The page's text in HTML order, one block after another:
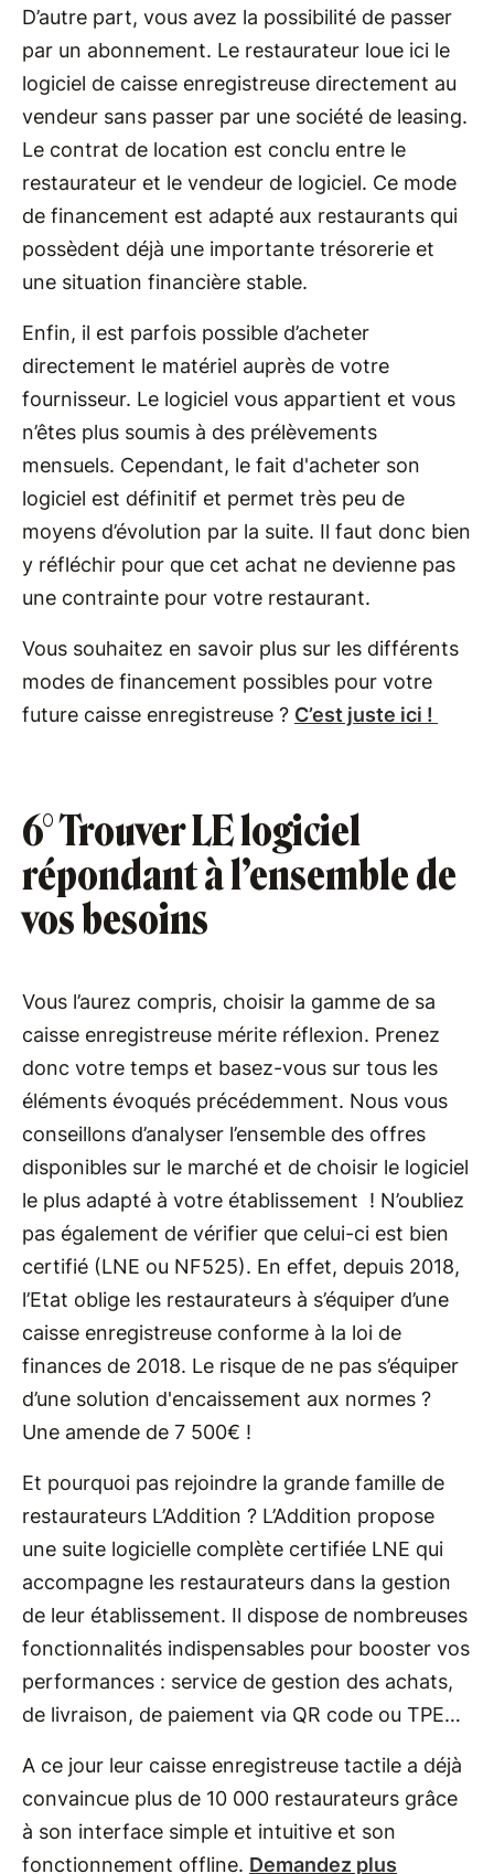
D’autre part, vous avez la possibilité de passer
par un abonnement. Le restaurateur loue ici le
logiciel de caisse enregistreuse directement au
vendeur sans passer par une société de leasing.
Le contrat de location est conclu entre le
restaurateur et le vendeur de logiciel. Ce mode
de financement est adapté aux restaurants qui
possèdent déjà une importante trésorerie et
une situation financière stable.
Enfin, il est parfois possible d’acheter
directement le matériel auprès de votre
fournisseur. Le logiciel vous appartient et vous
n’êtes plus soumis à des prélèvements
mensuels. Cependant, le fait d'acheter son
logiciel est définitif et permet très peu de
moyens d’évolution par la suite. Il faut donc bien
y réfléchir pour que cet achat ne devienne pas
une contrainte pour votre restaurant.
Vous souhaitez en savoir plus sur les différents
modes de financement possibles pour votre
future caisse enregistreuse ? C’est juste ici !
6° Trouver LE logiciel
répondant à l’ensemble de
vos besoins
Vous l’aurez compris, choisir la gamme de sa
caisse enregistreuse mérite réflexion. Prenez
donc votre temps et basez-vous sur tous les
éléments évoqués précédemment. Nous vous
conseillons d’analyser l’ensemble des offres
disponibles sur le marché et de choisir le logiciel
le plus adapté à votre établissement ! N’oubliez
pas également de vérifier que celui-ci est bien
certifié (LNE ou NF525). En effet, depuis 2018,
l’Etat oblige les restaurateurs à s’équiper d’une
caisse enregistreuse conforme à la loi de
finances de 2018. Le risque de ne pas s’équiper
d’une solution d'encaissement aux normes ?
Une amende de 7 500€ !
Et pourquoi pas rejoindre la grande famille de
restaurateurs L’Addition ? L’Addition propose
une suite logicielle complète certifiée LNE qui
accompagne les restaurateurs dans la gestion
de leur établissement. Il dispose de nombreuses
fonctionnalités indispensables pour booster vos
performances : service de gestion des achats,
de livraison, de paiement via QR code ou TPE…
A ce jour leur caisse enregistreuse tactile a déjà
convaincue plus de 10 000 restaurateurs grâce
à son interface simple et intuitive et son
fonctionnement offline. Demandez plus